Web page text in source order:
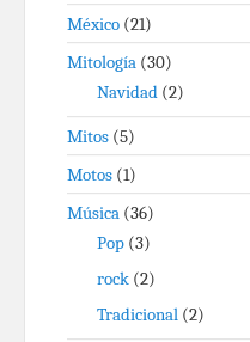
México (21)
Mitología (30)
Navidad (2)
Mitos (5)
Motos (1)
Música (36)
Pop (3)
rock (2)
Tradicional (2)